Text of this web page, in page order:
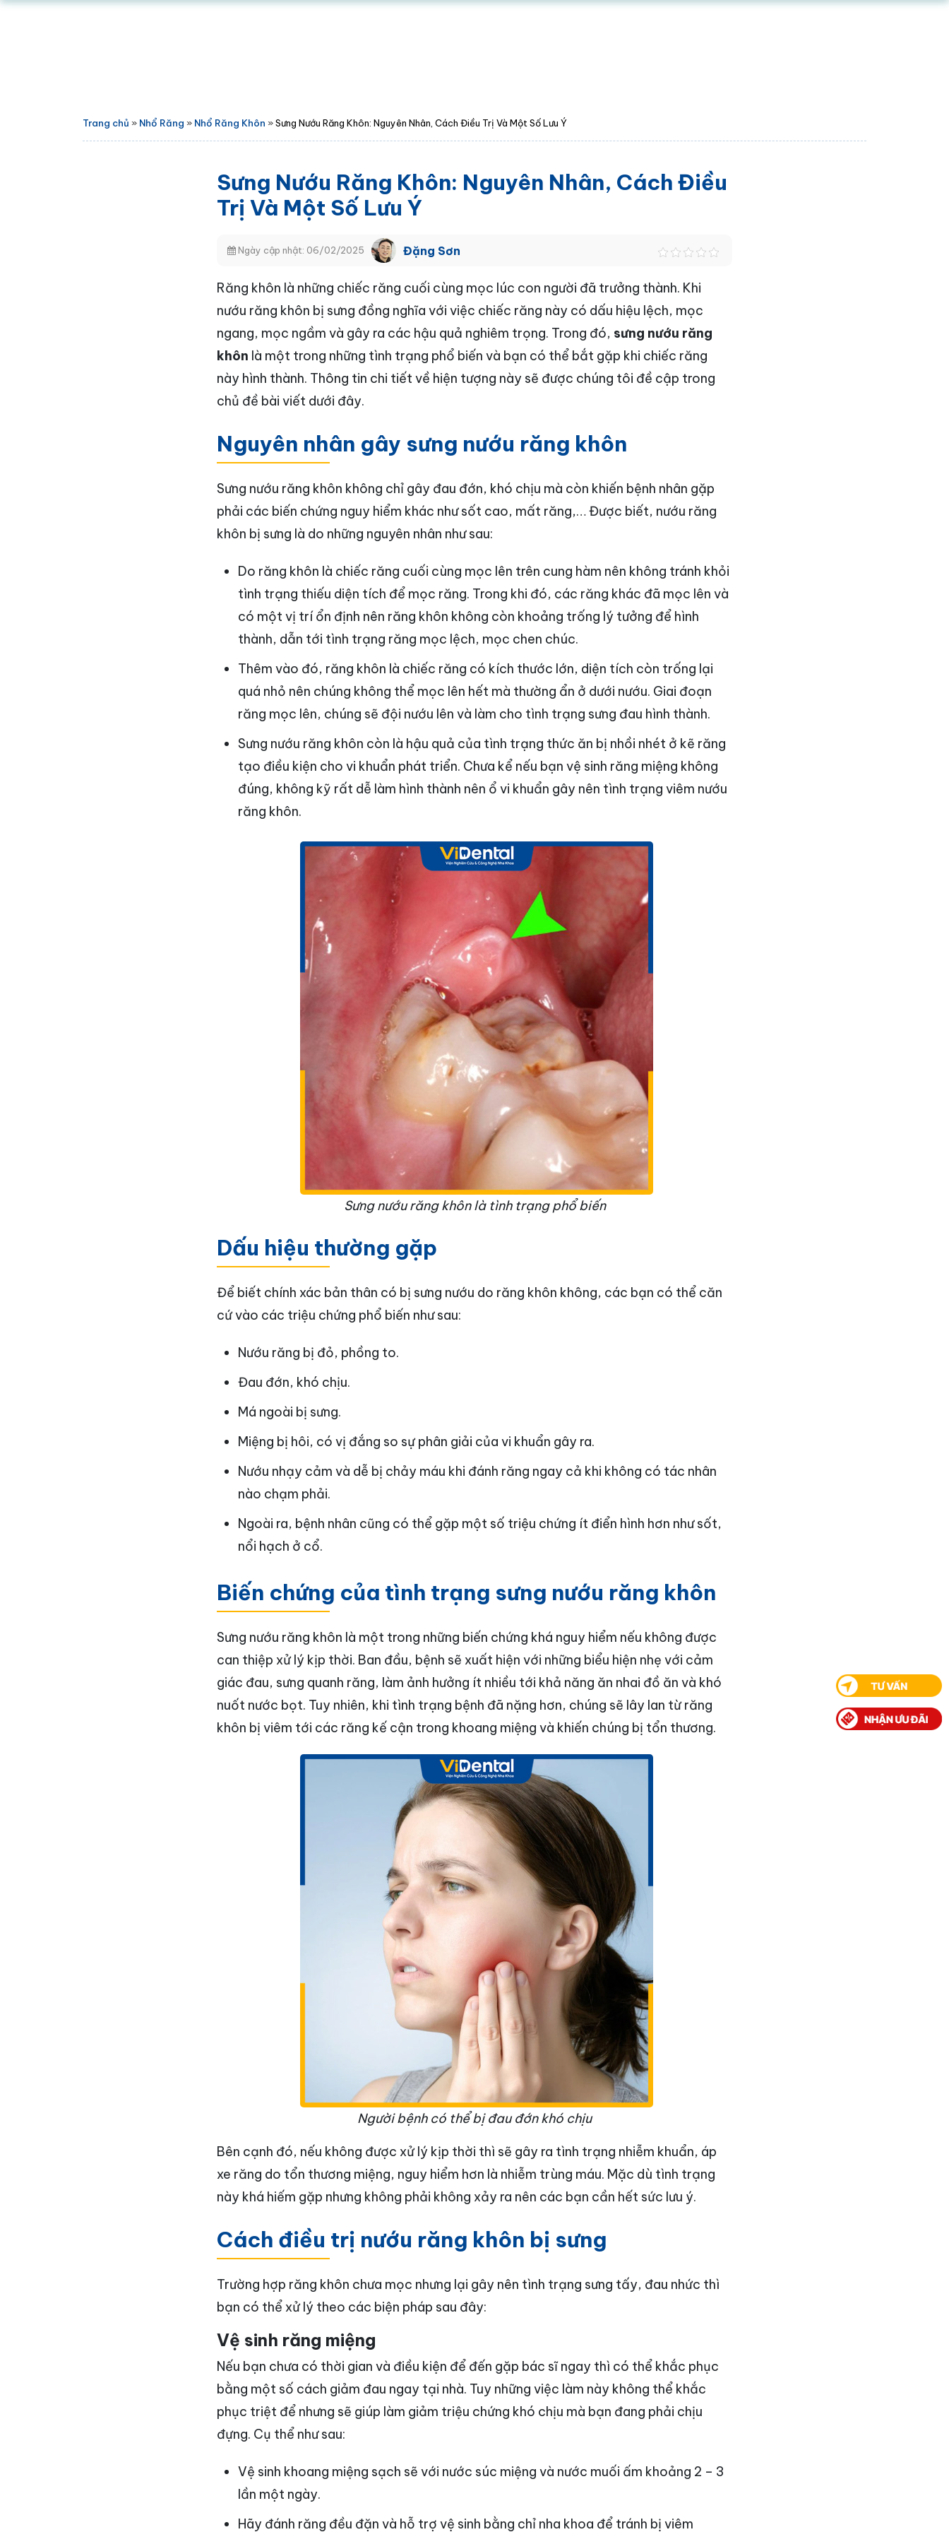
Trang chủ » Nhổ Răng » Nhổ Răng Khôn »Sưng Nướu Răng Khôn: Nguyên Nhân, Cách Điều Trị Và Một Số Lưu Ý
Sưng Nướu Răng Khôn: Nguyên Nhân, Cách Điều
Trị Và Một Số Lưu Ý
Ngày cập nhật: 06/02/2025 Đặng Sơn
Răng khôn là những chiếc răng cuối cùng mọc lúc con người đã trưởng thành. Khi
nướu răng khôn bị sưng đồng nghĩa với việc chiếc răng này có dấu hiệu lệch, mọc
ngang, mọc ngầm và gây ra các hậu quả nghiêm trọng. Trong đó, sưng nướu răng
khôn là một trong những tình trạng phổ biến và bạn có thể bắt gặp khi chiếc răng
này hình thành. Thông tin chi tiết về hiện tượng này sẽ được chúng tôi đề cập trong
chủ đề bài viết dưới đây.
Nguyên nhân gây sưng nướu răng khôn
Sưng nướu răng khôn không chỉ gây đau đớn, khó chịu mà còn khiến bệnh nhân gặp
phải các biến chứng nguy hiểm khác như sốt cao, mất răng,… Được biết, nướu răng
khôn bị sưng là do những nguyên nhân như sau:
Do răng khôn là chiếc răng cuối cùng mọc lên trên cung hàm nên không tránh khỏi
tình trạng thiếu diện tích để mọc răng. Trong khi đó, các răng khác đã mọc lên và
có một vị trí ổn định nên răng khôn không còn khoảng trống lý tưởng để hình
thành, dẫn tới tình trạng răng mọc lệch, mọc chen chúc.
Thêm vào đó, răng khôn là chiếc răng có kích thước lớn, diện tích còn trống lại
quá nhỏ nên chúng không thể mọc lên hết mà thường ẩn ở dưới nướu. Giai đoạn
răng mọc lên, chúng sẽ đội nướu lên và làm cho tình trạng sưng đau hình thành.
Sưng nướu răng khôn còn là hậu quả của tình trạng thức ăn bị nhồi nhét ở kẽ răng
tạo điều kiện cho vi khuẩn phát triển. Chưa kể nếu bạn vệ sinh răng miệng không
đúng, không kỹ rất dễ làm hình thành nên ổ vi khuẩn gây nên tình trạng viêm nướu
răng khôn.
Sưng nướu răng khôn là tình trạng phổ biến
Dấu hiệu thường gặp
Để biết chính xác bản thân có bị sưng nướu do răng khôn không, các bạn có thể căn
cứ vào các triệu chứng phổ biến như sau:
Nướu răng bị đỏ, phồng to.
Đau đớn, khó chịu.
Má ngoài bị sưng.
Miệng bị hôi, có vị đắng so sự phân giải của vi khuẩn gây ra.
Nướu nhạy cảm và dễ bị chảy máu khi đánh răng ngay cả khi không có tác nhân
nào chạm phải.
Ngoài ra, bệnh nhân cũng có thể gặp một số triệu chứng ít điển hình hơn như sốt,
nổi hạch ở cổ.
Biến chứng của tình trạng sưng nướu răng khôn
Sưng nướu răng khôn là một trong những biến chứng khá nguy hiểm nếu không được
can thiệp xử lý kịp thời. Ban đầu, bệnh sẽ xuất hiện với những biểu hiện nhẹ với cảm
giác đau, sưng quanh răng, làm ảnh hưởng ít nhiều tới khả năng ăn nhai đồ ăn và khó
nuốt nước bọt. Tuy nhiên, khi tình trạng bệnh đã nặng hơn, chúng sẽ lây lan từ răng
khôn bị viêm tới các răng kế cận trong khoang miệng và khiến chúng bị tổn thương.
Người bệnh có thể bị đau đớn khó chịu
Bên cạnh đó, nếu không được xử lý kịp thời thì sẽ gây ra tình trạng nhiễm khuẩn, áp
xe răng do tổn thương miệng, nguy hiểm hơn là nhiễm trùng máu. Mặc dù tình trạng
này khá hiếm gặp nhưng không phải không xảy ra nên các bạn cần hết sức lưu ý.
Cách điều trị nướu răng khôn bị sưng
Trường hợp răng khôn chưa mọc nhưng lại gây nên tình trạng sưng tấy, đau nhức thì
bạn có thể xử lý theo các biện pháp sau đây:
Vệ sinh răng miệng
Nếu bạn chưa có thời gian và điều kiện để đến gặp bác sĩ ngay thì có thể khắc phục
bằng một số cách giảm đau ngay tại nhà. Tuy những việc làm này không thể khắc
phục triệt để nhưng sẽ giúp làm giảm triệu chứng khó chịu mà bạn đang phải chịu
đựng. Cụ thể như sau:
Vệ sinh khoang miệng sạch sẽ với nước súc miệng và nước muối ấm khoảng 2 – 3
lần một ngày.
Hãy đánh răng đều đặn và hỗ trợ vệ sinh bằng chỉ nha khoa để tránh bị viêm